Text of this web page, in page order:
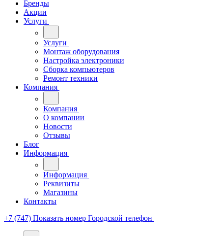
Бренды
Акции
Услуги
Услуги
Монтаж оборудования
Настройка электроники
Сборка компьютеров
Ремонт техники
Компания
Компания
О компании
Новости
Отзывы
Блог
Информация
Информация
Реквизиты
Магазины
Контакты
+7 (747) Показать номер Городской телефон